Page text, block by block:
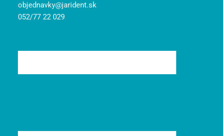
objednavky@jarident.sk
052/77 22 029